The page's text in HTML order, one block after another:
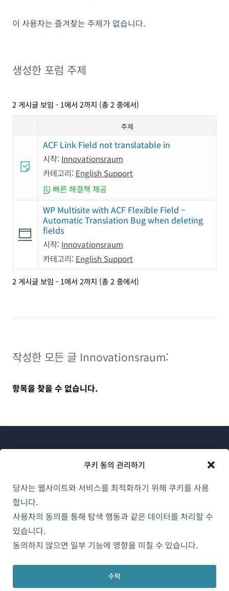
쿠키 동의 관리하기
당사는 웹사이트와 서비스를 최적화하기 위해 쿠키를 사용
합니다.
사용자의 동의를 통해 탐색 행동과 같은 데이터를 처리할 수
있습니다.
동의하지 않으면 일부 기능에 영향을 미칠 수 있습니다.
수락
이 사용자는 즐겨찾는 주제가 없습니다.
생성한 포럼 주제
2 게시글 보임 - 1에서 2까지 (총 2 중에서)
주제
ACF Link Field not translatable in
시작: Innovationsraum
카테고리: English Support
빠른 해결책 제공
WP Multisite with ACF Flexible Field –
Automatic Translation Bug when deleting
fields
시작: Innovationsraum
카테고리: English Support
2 게시글 보임 - 1에서 2까지 (총 2 중에서)
작성한 모든 글 Innovationsraum:
항목을 찾을 수 없습니다.
한국어
WPML 소개
GDPR 및 개인정보 처리방침
창
열
(새
창
(새
창
에
(새
창